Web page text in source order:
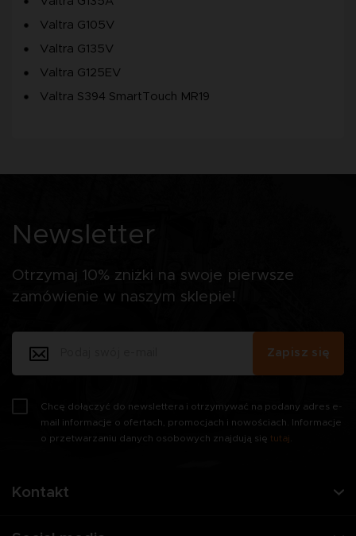
Valtra G105V
Valtra G135V
Valtra G125EV
Valtra S394 SmartTouch MR19
Kontakt
Newsletter
Otrzymaj 10% zniżki na swoje pierwsze
zamówienie w naszym sklepie!
Chcę dołączyć do newslettera i otrzymywać na podany adres e-
mail informacje o ofertach, promocjach i nowościach. Informacje
o przetwarzaniu danych osobowych znajdują się tutaj
Zapisz się